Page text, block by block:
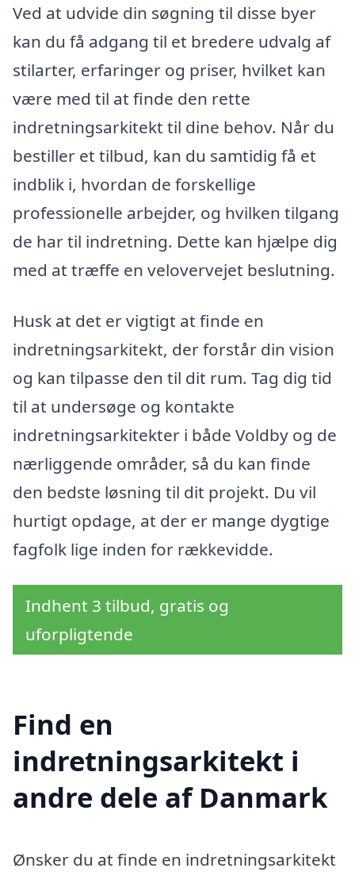
Ved at udvide din søgning til disse byer
kan du få adgang til et bredere udvalg af
stilarter, erfaringer og priser, hvilket kan
være med til at finde den rette
indretningsarkitekt til dine behov. Når du
bestiller et tilbud, kan du samtidig få et
indblik i, hvordan de forskellige
professionelle arbejder, og hvilken tilgang
de har til indretning. Dette kan hjælpe dig
med at træffe en velovervejet beslutning.
Husk at det er vigtigt at finde en
indretningsarkitekt, der forstår din vision
og kan tilpasse den til dit rum. Tag dig tid
til at undersøge og kontakte
indretningsarkitekter i både Voldby og de
nærliggende områder, så du kan finde
den bedste løsning til dit projekt. Du vil
hurtigt opdage, at der er mange dygtige
fagfolk lige inden for rækkevidde.
Indhent 3 tilbud, gratis og
uforpligtende
Find en
indretningsarkitekt i
andre dele af Danmark
Ønsker du at finde en indretningsarkitekt